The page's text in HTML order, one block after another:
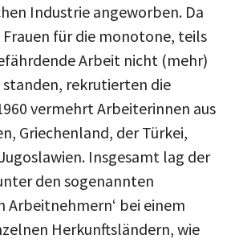
Industrie angeworben. Da
für die monotone, teils
Arbeit nicht (mehr)
standen, rekrutierten die
vermehrt Arbeiterinnen aus
Griechenland, der Türkei,
Insgesamt lag der
den sogenannten
Arbeitnehmern‘ bei einem
Herkunftsländern, wie